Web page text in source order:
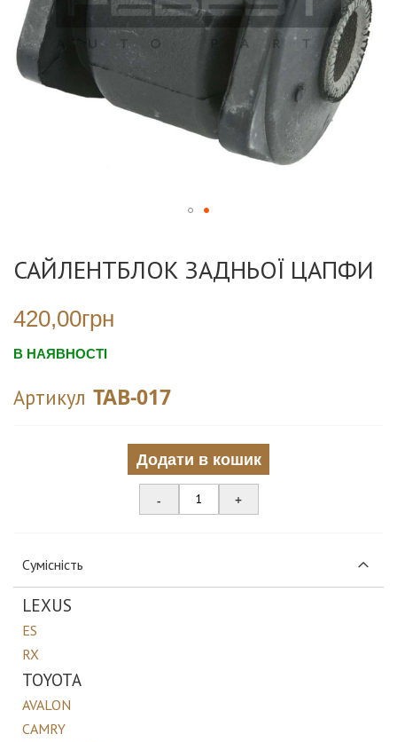
початку
зображень
САЙЛЕНТБЛОК ЗАДНЬОЇ ЦАПФИ
420,00грн
В НАЯВНОСТІ
Артикул TAB-017
Додати в кошик
- +
Сумісність
LEXUS
ES
RX
TOYOTA
AVALON
CAMRY